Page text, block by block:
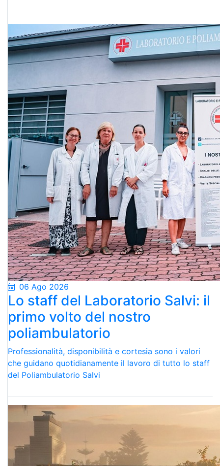
06 Ago 2026
Lo staff del Laboratorio Salvi: il
primo volto del nostro
poliambulatorio
Professionalità, disponibilità e cortesia sono i valori
che guidano quotidianamente il lavoro di tutto lo staff
del Poliambulatorio Salvi